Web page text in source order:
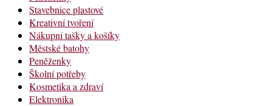
Stavebnice plastové
Kreativní tvoření
Nákupní tašky a košíky
Městské batohy
Peněženky
Školní potřeby
Kosmetika a zdraví
Elektronika